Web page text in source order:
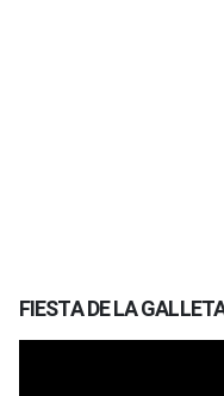
FIESTA DE LA